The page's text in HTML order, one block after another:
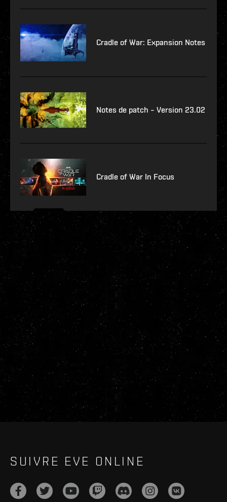
Cradle of War: Expansion Notes
Notes de patch – Version 23.02
Cradle of War In Focus
SUIVRE EVE ONLINE